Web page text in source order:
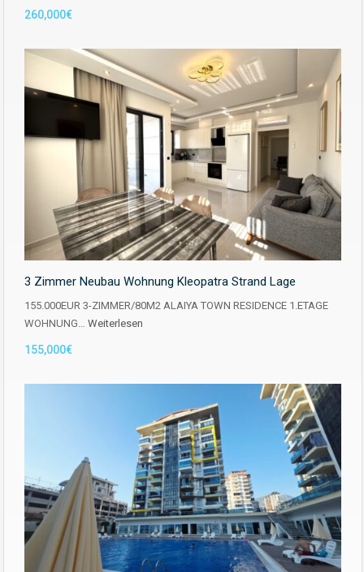
260,000€
3 Zimmer Neubau Wohnung Kleopatra Strand Lage
155.000EUR 3-ZIMMER/80M2 ALAIYA TOWN RESIDENCE 1.ETAGE
WOHNUNG… Weiterlesen
155,000€